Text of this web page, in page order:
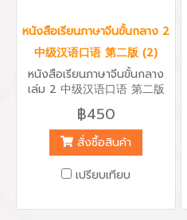
หนังสือเรียนภาษาจีนขั้นกลาง 2
中级汉语口语 第二版 (2)
หนังสือเรียนภาษาจีนขั้นกลาง
เล่ม 2 中级汉语口语 第二版
(2) Intermediate Spoken
Chinese (2) เหมาะกับผู้เรียน
ภาษาจีนที่มีความรู้ตัวอักษร
ประมาณ 1,000 คำ หรือผ่านการ
เรียนภาษาจีนขั้นต้น และผ่านการ
เรียนหนังสือเรียนภาษาจีนขั้น
จีนขั้นกลางชุดนี้ พิมพ์โดย
฿450
สั่งซื้อสินค้า
เปรียบเทียบ